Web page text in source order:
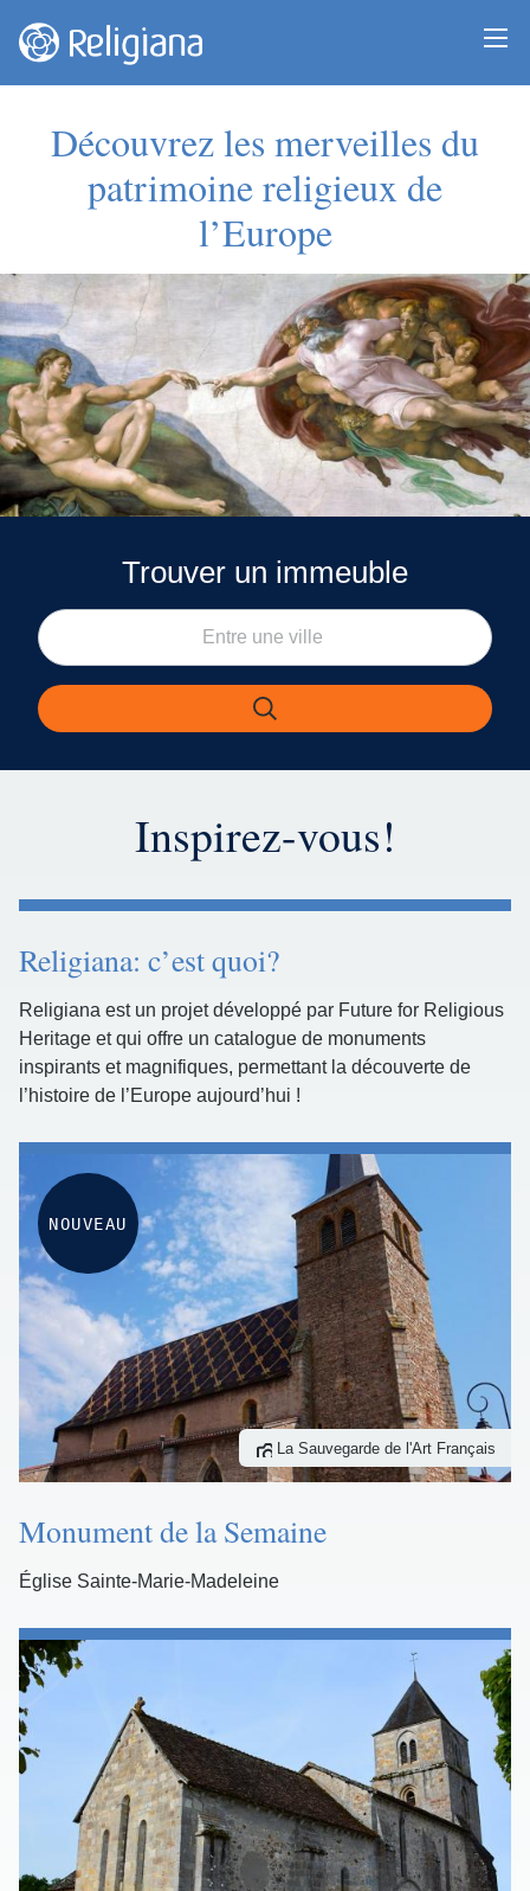
Découvrez les merveilles du
patrimoine religieux de
l’Europe
Trouver un immeuble
Inspirez-vous!
Religiana: c’est quoi?
Religiana est un projet développé par Future for Religious
Heritage et qui offre un catalogue de monuments
inspirants et magnifiques, permettant la découverte de
l’histoire de l’Europe aujourd’hui !
La Sauvegarde de l'Art Français
NOUVEAU
Monument de la Semaine
Église Sainte-Marie-Madeleine